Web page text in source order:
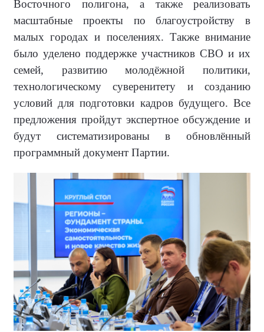
Восточного полигона, а также реализовать
масштабные проекты по благоустройству в
малых городах и поселениях. Также внимание
было уделено поддержке участников СВО и их
семей, развитию молодёжной политики,
технологическому суверенитету и созданию
условий для подготовки кадров будущего. Все
предложения пройдут экспертное обсуждение и
будут систематизированы в обновлённый
программный документ Партии.